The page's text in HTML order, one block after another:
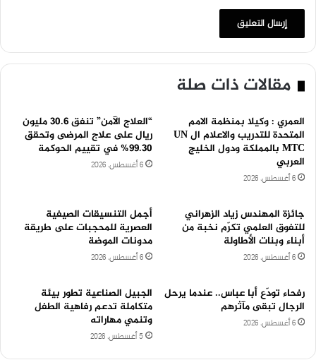
مقالات ذات صلة
العمري : وكيلا بمنظمة الامم
المتحدة للتدريب والاعلام ال UN
MTC بالمملكة ودول الخليج
العربي
6 أغسطس، 2026
“العلاج الآمن” تنفق 30.6 مليون
ريال على علاج المرضى وتحقق
99.30% في تقييم الحوكمة
6 أغسطس، 2026
جائزة المهندس زياد الزهراني
للتفوق العلمي تكرّم نخبة من
أبناء وبنات الأطاولة
6 أغسطس، 2026
أجمل التنسيقات الصيفية
العصرية للمحجبات على طريقة
مدونات الموضة
6 أغسطس، 2026
رفحاء تودّع أبا عباس.. عندما يرحل
الرجال تبقى مآثرهم
6 أغسطس، 2026
الجبيل الصناعية تطور بيئة
متكاملة تدعم رفاهية الطفل
وتنمي مهاراته
5 أغسطس، 2026